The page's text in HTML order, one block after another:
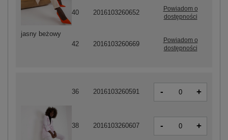
36 2016103260591 - +
38 2016103260607 - +
jasny beżowy
40 2016103260652
Powiadom o
dostępności
42 2016103260669
Powiadom o
dostępności